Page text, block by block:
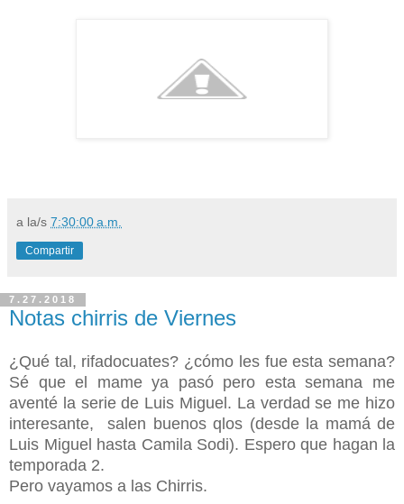
a la/s 7:30:00 a.m.
Compartir
7.27.2018
Notas chirris de Viernes
¿Qué tal, rifadocuates? ¿cómo les fue esta semana?
Sé que el mame ya pasó pero esta semana me
aventé la serie de Luis Miguel. La verdad se me hizo
interesante, salen buenos qlos (desde la mamá de
Luis Miguel hasta Camila Sodi). Espero que hagan la
temporada 2.
Pero vayamos a las Chirris.